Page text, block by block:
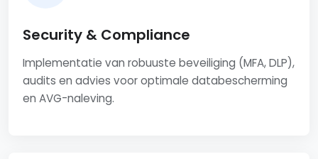
Security & Compliance
Implementatie van robuuste beveiliging (MFA, DLP),
audits en advies voor optimale databescherming
en AVG-naleving.